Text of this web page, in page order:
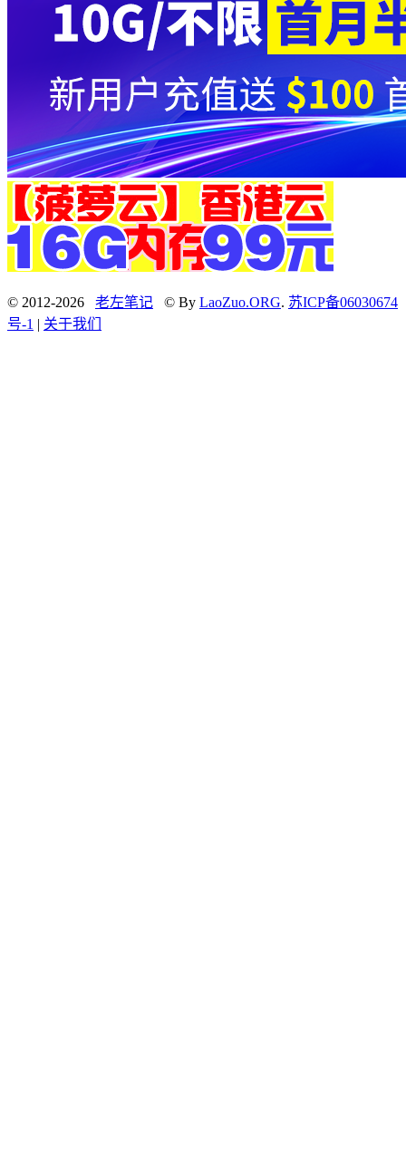
© 2012-2026 老左笔记 © By LaoZuo.ORG. 苏ICP备06030674
号-1 | 关于我们